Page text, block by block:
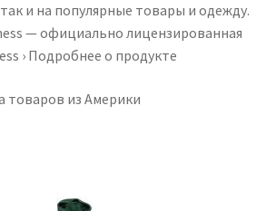
и на популярные товары и одежду.
— официально лицензированная
› Подробнее о продукте
товаров из Америки